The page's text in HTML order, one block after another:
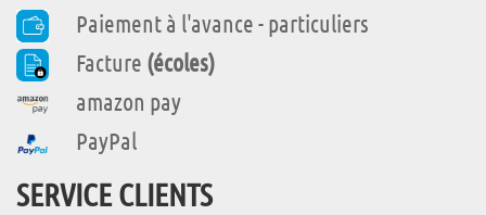
Paiement à l'avance - particuliers
Facture (écoles)
amazon pay
PayPal
SERVICE CLIENTS